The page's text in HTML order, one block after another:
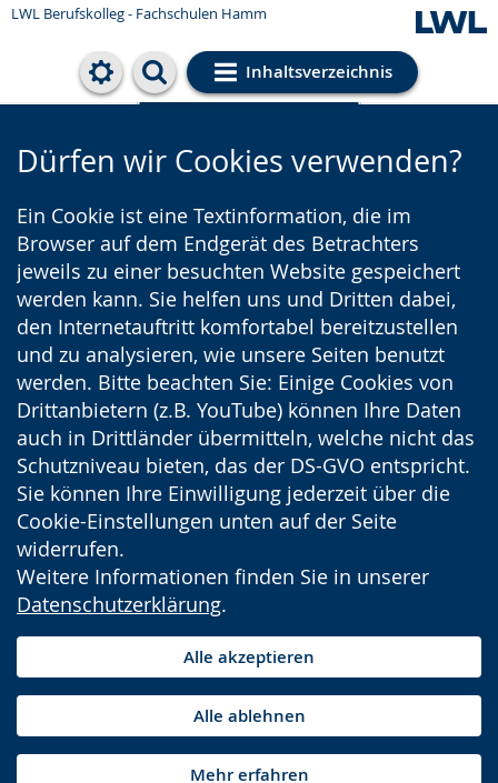
LWL Berufskolleg - Fachschulen Hamm
Inhaltsverzeichnis
Cookie-Einstellungen
Dürfen wir Cookies verwenden?
Ein Cookie ist eine Textinformation, die im
Browser auf dem Endgerät des Betrachters
jeweils zu einer besuchten Website gespeichert
werden kann. Sie helfen uns und Dritten dabei,
den Internetauftritt komfortabel bereitzustellen
und zu analysieren, wie unsere Seiten benutzt
werden. Bitte beachten Sie: Einige Cookies von
Drittanbietern (z.B. YouTube) können Ihre Daten
auch in Drittländer übermitteln, welche nicht das
Schutzniveau bieten, das der DS-GVO entspricht.
Sie können Ihre Einwilligung jederzeit über die
Cookie-Einstellungen unten auf der Seite
widerrufen.
Weitere Informationen finden Sie in unserer
Datenschutzerklärung.
Alle akzeptieren
Alle ablehnen
Mehr erfahren